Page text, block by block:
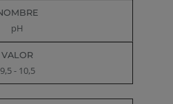
pH
9,5 - 10,5